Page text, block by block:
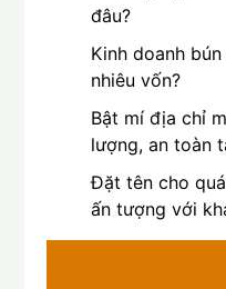
đâu?
Kinh doanh
nhiêu vốn?
Bật mí địa chỉ
lượng, an toàn
Đặt tên cho
ấn tượng với